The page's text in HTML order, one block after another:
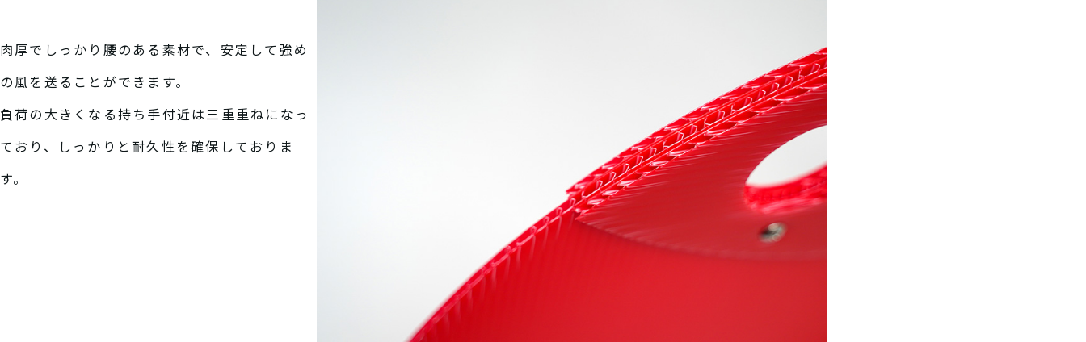
肉厚でしっかり腰のある素材で、安定して強め
の風を送ることができます。
負荷の大きくなる持ち手付近は三重重ねになっ
ており、しっかりと耐久性を確保しておりま
す。